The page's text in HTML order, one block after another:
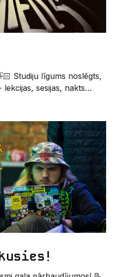
lekcijas, sesijas, nakts
kā iepazīt savu jauno
par došanos uz
ieskatu studenta